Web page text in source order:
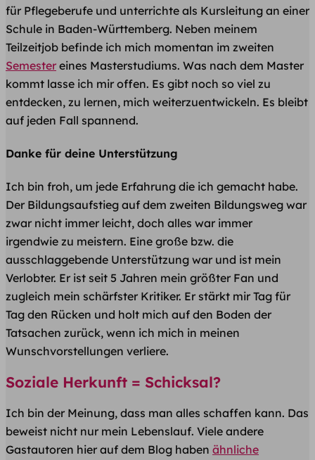
für Pflegeberufe und unterrichte als Kursleitung an einer
Schule in Baden-Württemberg. Neben meinem
Teilzeitjob befinde ich mich momentan im zweiten
Semester eines Masterstudiums. Was nach dem Master
kommt lasse ich mir offen. Es gibt noch so viel zu
entdecken, zu lernen, mich weiterzuentwickeln. Es bleibt
auf jeden Fall spannend.
Danke für deine Unterstützung
Ich bin froh, um jede Erfahrung die ich gemacht habe.
Der Bildungsaufstieg auf dem zweiten Bildungsweg war
zwar nicht immer leicht, doch alles war immer
irgendwie zu meistern. Eine große bzw. die
ausschlaggebende Unterstützung war und ist mein
Verlobter. Er ist seit 5 Jahren mein größter Fan und
zugleich mein schärfster Kritiker. Er stärkt mir Tag für
Tag den Rücken und holt mich auf den Boden der
Tatsachen zurück, wenn ich mich in meinen
Wunschvorstellungen verliere.
Soziale Herkunft = Schicksal?
Ich bin der Meinung, dass man alles schaffen kann. Das
beweist nicht nur mein Lebenslauf. Viele andere
Gastautoren hier auf dem Blog haben ähnliche